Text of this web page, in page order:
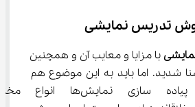
روش تدریس نمایشی
با مزایا و معایب آن و همچنین
شدید. اما باید به این موضوع هم
اشاره کرد که پیاده سازی